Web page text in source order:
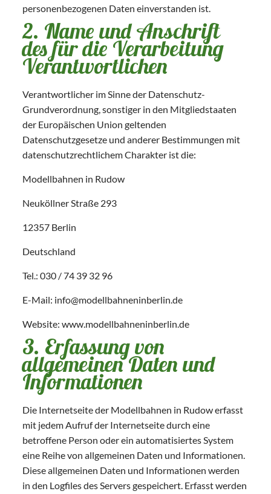
personenbezogenen Daten einverstanden ist.
2. Name und Anschrift
des für die Verarbeitung
Verantwortlichen
Verantwortlicher im Sinne der Datenschutz-
Grundverordnung, sonstiger in den Mitgliedstaaten
der Europäischen Union geltenden
Datenschutzgesetze und anderer Bestimmungen mit
datenschutzrechtlichem Charakter ist die:
Modellbahnen in Rudow
Neuköllner Straße 293
12357 Berlin
Deutschland
Tel.: 030 / 74 39 32 96
E-Mail: info@modellbahneninberlin.de
Website: www.modellbahneninberlin.de
3. Erfassung von
allgemeinen Daten und
Informationen
Die Internetseite der Modellbahnen in Rudow erfasst
mit jedem Aufruf der Internetseite durch eine
betroffene Person oder ein automatisiertes System
eine Reihe von allgemeinen Daten und Informationen.
Diese allgemeinen Daten und Informationen werden
in den Logfiles des Servers gespeichert. Erfasst werden